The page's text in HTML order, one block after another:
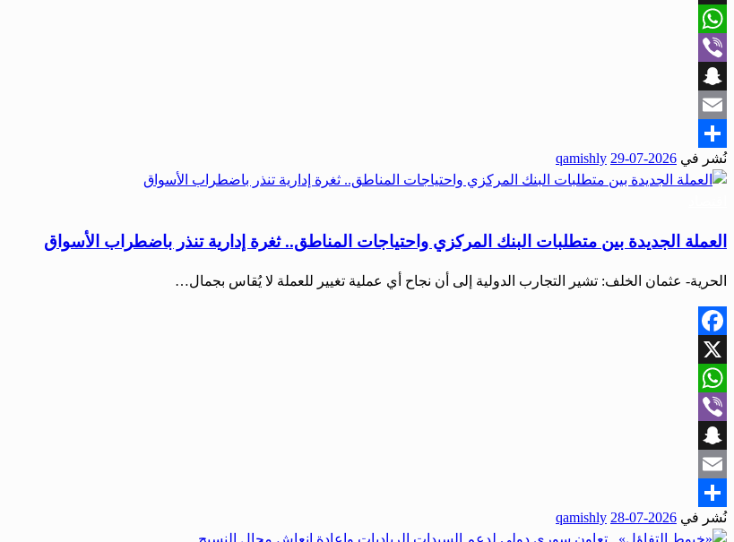
X
WhatsApp
Viber
Snapchat
Email
Share
نُشر في 2026-07-29
qamishly
العملة الجديدة بين متطلبات البنك المركزي واحتياجات المناطق.. ثغرة إدارية تنذر باضطراب الأسواق
الحرية- عثمان الخلف: تشير التجارب الدولية إلى أن نجاح أي عملية تغيير للعملة لا يُقاس بجمال…
Facebook
X
WhatsApp
Viber
Snapchat
Email
Share
نُشر في 2026-07-28
qamishly